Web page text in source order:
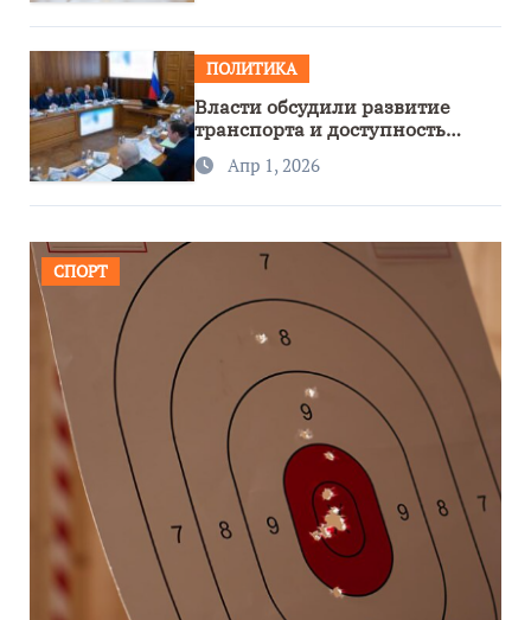
ПОЛИТИКА
Власти обсудили развитие
транспорта и доступность
региона
Апр 1, 2026
СПОРТ